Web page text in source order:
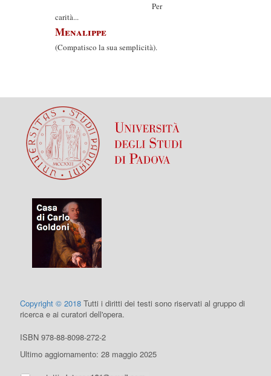
Per
carità...
Menalippe
(Compatisco la sua semplicità).
Copyright © 2018 Tutti i diritti dei testi sono riservati al gruppo di
ricerca e ai curatori dell'opera.
ISBN 978-88-8098-272-2
Ultimo aggiornamento: 28 maggio 2025